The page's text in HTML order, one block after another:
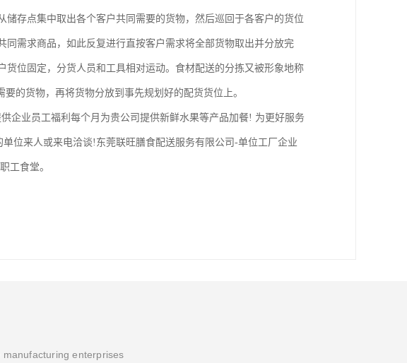
存点集中取出各个客户共同需要的货物，然后巡回于各客户的货位
需求商品，如此反复进行直按客户需求将全部货物取出并分放完
位固定，分货人员和工具相对运动。食材配送的分拣又被形象地称
的货物，再将货物分放到事先规划好的配货货位上。
企业员工福利每个月为贵公司提供新鲜水果等产品加餐! 为更好服务
位来人或来电洽谈!东莞联旺膳食配送服务有限公司-单位工厂企业
工食堂。
enterprises